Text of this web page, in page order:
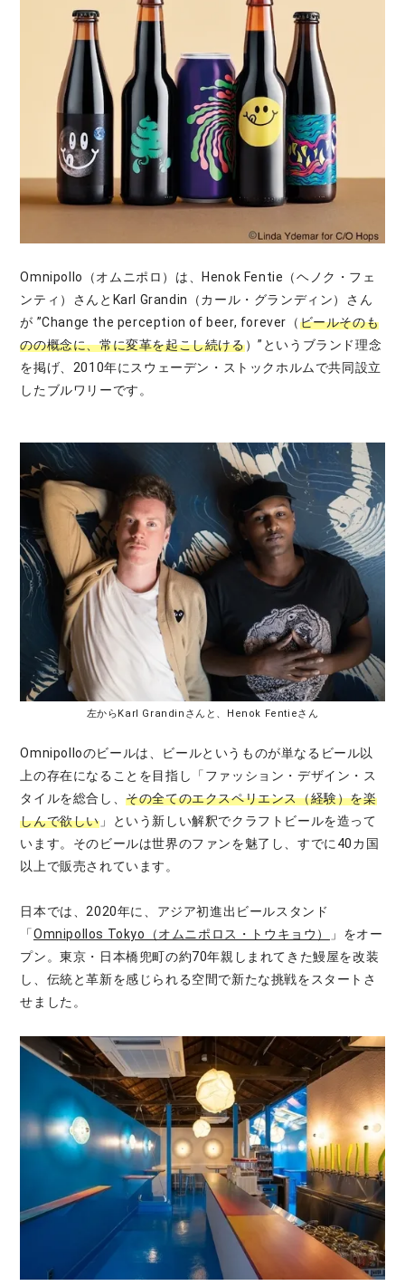
Omnipollo（オムニポロ）は、Henok Fentie（ヘノク・フェ
ンティ）さんとKarl Grandin（カール・グランディン）さん
が ”Change the perception of beer, forever（ビールそのも
のの概念に、常に変革を起こし続ける）”というブランド理念
を掲げ、2010年にスウェーデン・ストックホルムで共同設立
したブルワリーです。
左からKarl Grandinさんと、Henok Fentieさん
Omnipolloのビールは、ビールというものが単なるビール以
上の存在になることを目指し「ファッション・デザイン・ス
タイルを総合し、その全てのエクスペリエンス（経験）を楽
しんで欲しい 」という新しい解釈でクラフトビールを造って
います。そのビールは世界のファンを魅了し、すでに40カ国
以上で販売されています。
日本では、2020年に、アジア初進出ビールスタンド
「Omnipollos Tokyo（オムニポロス・トウキョウ）
」をオー
プン。東京・日本橋兜町の約70年親しまれてきた鰻屋を改装
し、伝統と革新を感じられる空間で新たな挑戦をスタートさ
せました。